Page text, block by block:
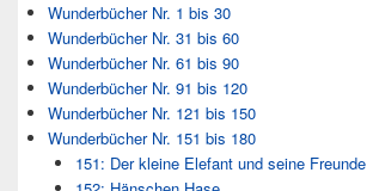
Wunderbücher Nr. 1 bis 30
Wunderbücher Nr. 31 bis 60
Wunderbücher Nr. 61 bis 90
Wunderbücher Nr. 91 bis 120
Wunderbücher Nr. 121 bis 150
Wunderbücher Nr. 151 bis 180
151: Der kleine Elefant und seine Freunde